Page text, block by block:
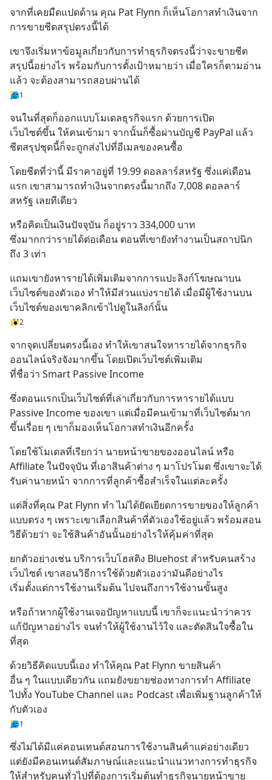
จากที่เคยมืดแปดด้าน คุณ Pat Flynn ก็เห็นโอกาสทำเงินจาก
การขายชีตสรุปตรงนี้ได้
เขาจึงเริ่มหาข้อมูลเกี่ยวกับการทำธุรกิจตรงนี้ว่าจะขายชีต
สรุปนี้อย่างไร พร้อมกับการตั้งเป้าหมายว่า เมื่อใครก็ตามอ่าน
แล้ว จะต้องสามารถสอบผ่านได้
1
จนในที่สุดก็ออกแบบโมเดลธุรกิจแรก ด้วยการเปิด
เว็บไซต์ขึ้น ให้คนเข้ามา จากนั้นก็ซื้อผ่านบัญชี PayPal แล้ว
ชีตสรุปชุดนี้ก็จะถูกส่งไปที่อีเมลของคนซื้อ
โดยชีตที่ว่านี้ มีราคาอยู่ที่ 19.99 ดอลลาร์สหรัฐ ซึ่งแค่เดือน
แรก เขาสามารถทำเงินจากตรงนี้มากถึง 7,008 ดอลลาร์
สหรัฐ เลยทีเดียว
หรือคิดเป็นเงินปัจจุบัน ก็อยู่ราว 334,000 บาท
ซึ่งมากกว่ารายได้ต่อเดือน ตอนที่เขายังทำงานเป็นสถาปนิก
ถึง 3 เท่า
แถมเขายังหารายได้เพิ่มเติมจากการแปะลิงก์โฆษณาบน
เว็บไซต์ของตัวเอง ทำให้มีส่วนแบ่งรายได้ เมื่อมีผู้ใช้งานบน
เว็บไซต์ของเขาคลิกเข้าไปดูในลิงก์นั้น
2
จากจุดเปลี่ยนตรงนี้เอง ทำให้เขาสนใจหารายได้จากธุรกิจ
ออนไลน์จริงจังมากขึ้น โดยเปิดเว็บไซต์เพิ่มเติม
ที่ชื่อว่า Smart Passive Income
ซึ่งตอนแรกเป็นเว็บไซต์ที่เล่าเกี่ยวกับการหารายได้แบบ
Passive Income ของเขา แต่เมื่อมีคนเข้ามาที่เว็บไซต์มาก
ขึ้นเรื่อย ๆ เขาก็มองเห็นโอกาสทำเงินอีกครั้ง
โดยใช้โมเดลที่เรียกว่า นายหน้าขายของออนไลน์ หรือ
Affiliate ในปัจจุบัน ที่เอาสินค้าต่าง ๆ มาโปรโมต ซึ่งเขาจะได้
รับค่านายหน้า จากการที่ลูกค้าซื้อสำเร็จในแต่ละครั้ง
แต่สิ่งที่คุณ Pat Flynn ทำ ไม่ได้ยัดเยียดการขายของให้ลูกค้า
แบบตรง ๆ เพราะเขาเลือกสินค้าที่ตัวเองใช้อยู่แล้ว พร้อมสอน
วิธีด้วยว่า จะใช้สินค้าอันนั้นอย่างไรให้คุ้มค่าที่สุด
ยกตัวอย่างเช่น บริการเว็บโฮสติง Bluehost สำหรับคนสร้าง
เว็บไซต์ เขาสอนวิธีการใช้ด้วยตัวเองว่ามันดีอย่างไร
เริ่มตั้งแต่การใช้งานเริ่มต้น ไปจนถึงการใช้งานขั้นสูง
หรือถ้าหากผู้ใช้งานเจอปัญหาแบบนี้ เขาก็จะแนะนำว่าควร
แก้ปัญหาอย่างไร จนทำให้ผู้ใช้งานไว้ใจ และตัดสินใจซื้อใน
ที่สุด
ด้วยวิธีคิดแบบนี้เอง ทำให้คุณ Pat Flynn ขายสินค้า
อื่น ๆ ในแบบเดียวกัน แถมยังขยายช่องทางการทำ Affiliate
ไปทั้ง YouTube Channel และ Podcast เพื่อเพิ่มฐานลูกค้าให้
กับตัวเอง
1
ซึ่งไม่ได้มีแค่คอนเทนต์สอนการใช้งานสินค้าแค่อย่างเดียว
แต่ยังมีคอนเทนต์สัมภาษณ์และแนะนำแนวทางการทำธุรกิจ
ให้สำหรับคนทั่วไปที่ต้องการเริ่มต้นทำธุรกิจนายหน้าขาย